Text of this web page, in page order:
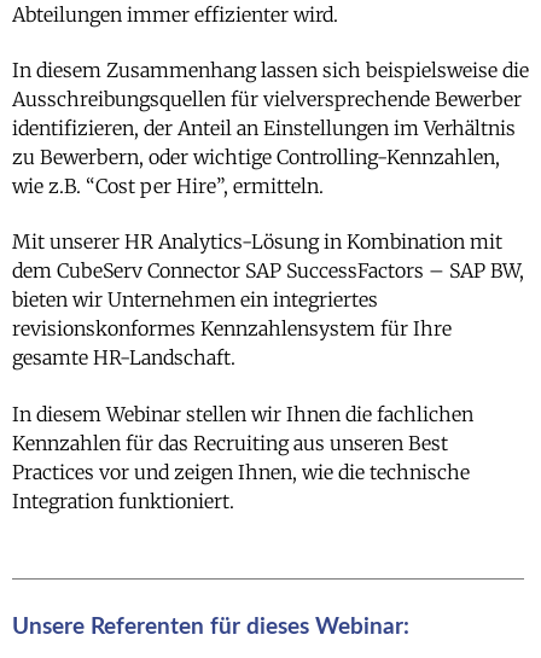
Abteilungen immer effizienter wird.
In diesem Zusammenhang lassen sich beispielsweise die
Ausschreibungsquellen für vielversprechende Bewerber
identifizieren, der Anteil an Einstellungen im Verhältnis
zu Bewerbern, oder wichtige Controlling-Kennzahlen,
wie z.B. “Cost per Hire”, ermitteln.
Mit unserer HR Analytics-Lösung in Kombination mit
dem CubeServ Connector SAP SuccessFactors – SAP BW,
bieten wir Unternehmen ein integriertes
revisionskonformes Kennzahlensystem für Ihre
gesamte HR-Landschaft.
In diesem Webinar stellen wir Ihnen die fachlichen
Kennzahlen für das Recruiting aus unseren Best
Practices vor und zeigen Ihnen, wie die technische
Integration funktioniert.
Unsere Referenten für dieses Webinar: